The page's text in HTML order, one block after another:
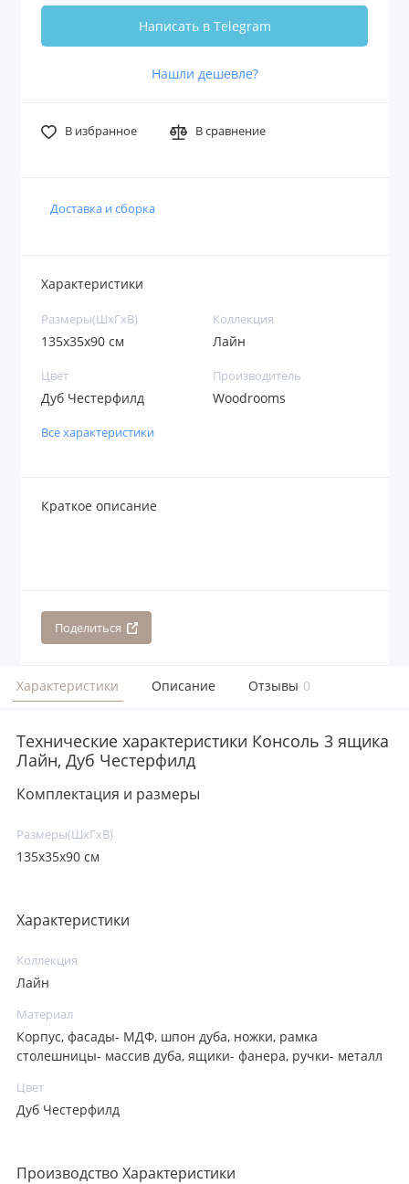
Написать в Telegram
Нашли дешевле?
В избранное В сравнение
Доставка и сборка
Характеристики
Размеры(ШxГxВ)
135x35x90 см
Коллекция
Лайн
Цвет
Дуб Честерфилд
Производитель
Woodrooms
Все характеристики
Краткое описание
Поделиться
Характеристики Описание Отзывы 0
Технические характеристики Консоль 3 ящика
Лайн, Дуб Честерфилд
Комплектация и размеры
Размеры(ШxГxВ)
135x35x90 см
Характеристики
Коллекция
Лайн
Материал
Корпус, фасады- МДФ, шпон дуба, ножки, рамка
столешницы- массив дуба, ящики- фанера, ручки- металл
Цвет
Дуб Честерфилд
Производство Характеристики